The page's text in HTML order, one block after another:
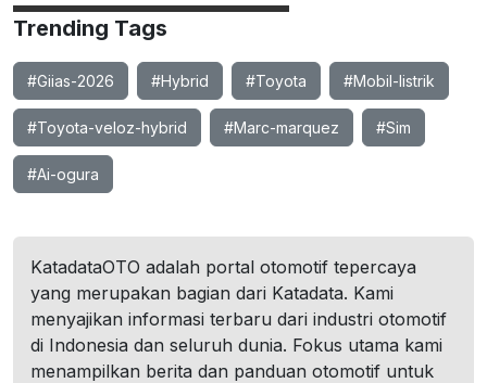
Trending Tags
#Giias-2026 #Hybrid #Toyota #Mobil-listrik
#Toyota-veloz-hybrid #Marc-marquez #Sim
#Ai-ogura
KatadataOTO adalah portal otomotif tepercaya
yang merupakan bagian dari Katadata. Kami
menyajikan informasi terbaru dari industri otomotif
di Indonesia dan seluruh dunia. Fokus utama kami
menampilkan berita dan panduan otomotif untuk